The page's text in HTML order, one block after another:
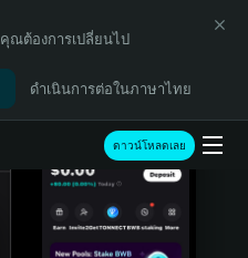
คุณต้องการเปลี่ยนไป
ดำเนินการต่อในภาษาไทย
ดาวน์โหลดเลย